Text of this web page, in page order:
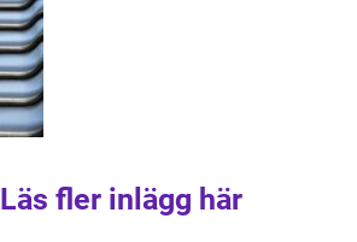
Läs fler inlägg här